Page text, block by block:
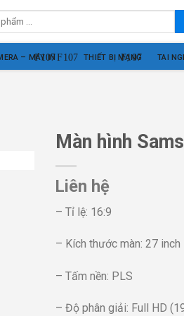
– MÁY IN THIẾT BỊ MẠNG TAI
Màn hình
Liên hệ
– Tỉ lệ: 16:9
– Kích thước màn: 27 inch
– Tấm nền: PLS
– Độ phân giải: Full HD